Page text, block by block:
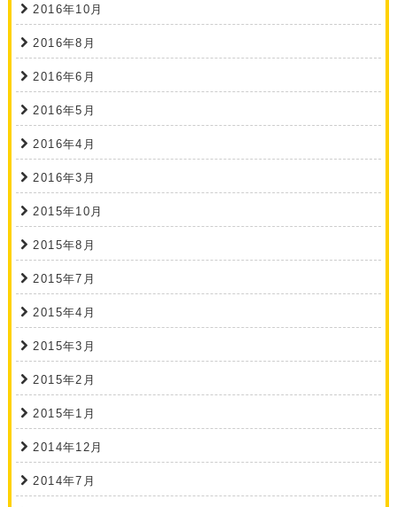
2016年10月
2016年8月
2016年6月
2016年5月
2016年4月
2016年3月
2015年10月
2015年8月
2015年7月
2015年4月
2015年3月
2015年2月
2015年1月
2014年12月
2014年7月